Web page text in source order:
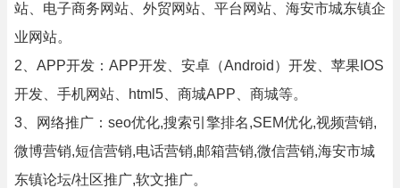
站、电子商务网站、外贸网站、平台网站、海安市城东镇企
业网站。
2、APP开发：APP开发、安卓（Android）开发、苹果IOS
开发、手机网站、html5、商城APP、商城等。
3、网络推广：seo优化,搜索引擎排名,SEM优化,视频营销,
微博营销,短信营销,电话营销,邮箱营销,微信营销,海安市城
东镇论坛/社区推广,软文推广。